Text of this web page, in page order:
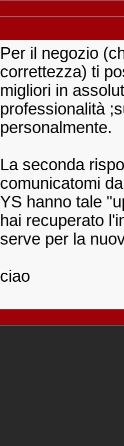
Per il negozio
correttezza) ti
migliori in
professionalità
personalmente.
La seconda
comunicatomi
YS hanno tale
hai recuperato
serve per la
ciao